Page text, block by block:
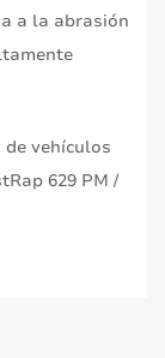
a la abrasión
vehículos
629 PM /